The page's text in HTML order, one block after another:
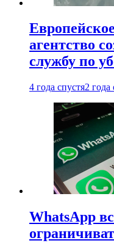
агентство
службу по
4 года спустя2 года
WhatsApp